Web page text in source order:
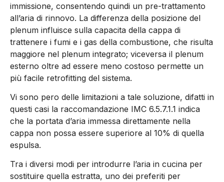
immissione, consentendo quindi un pre-trattamento
all’aria di rinnovo. La differenza della posizione del
plenum influisce sulla capacita della cappa di
trattenere i fumi e i gas della combustione, che risulta
maggiore nel plenum integrato; viceversa il plenum
esterno oltre ad essere meno costoso permette un
più facile retrofitting del sistema.
Vi sono pero delle limitazioni a tale soluzione, difatti in
questi casi la raccomandazione IMC 6.5.7.1.1 indica
che la portata d’aria immessa direttamente nella
cappa non possa essere superiore al 10% di quella
espulsa.
Tra i diversi modi per introdurre l’aria in cucina per
sostituire quella estratta, uno dei preferiti per